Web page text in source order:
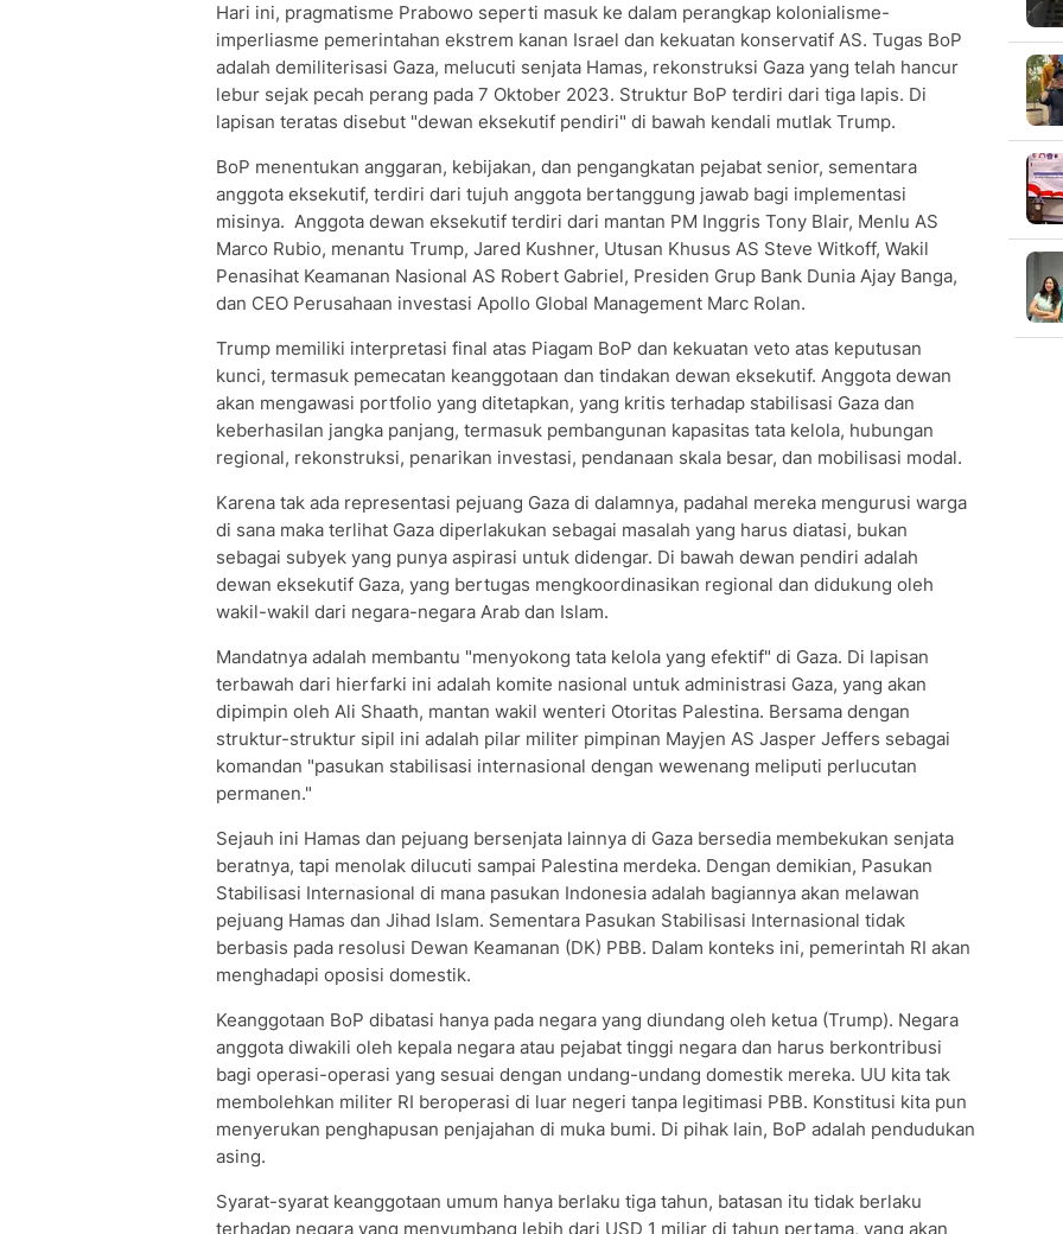
Hari ini, pragmatisme Prabowo seperti masuk ke dalam perangkap kolonialisme-
imperliasme pemerintahan ekstrem kanan Israel dan kekuatan konservatif AS. Tugas BoP
adalah demiliterisasi Gaza, melucuti senjata Hamas, rekonstruksi Gaza yang telah hancur
lebur sejak pecah perang pada 7 Oktober 2023. Struktur BoP terdiri dari tiga lapis. Di
lapisan teratas disebut "dewan eksekutif pendiri" di bawah kendali mutlak Trump.
BoP menentukan anggaran, kebijakan, dan pengangkatan pejabat senior, sementara
anggota eksekutif, terdiri dari tujuh anggota bertanggung jawab bagi implementasi
misinya. Anggota dewan eksekutif terdiri dari mantan PM Inggris Tony Blair, Menlu AS
Marco Rubio, menantu Trump, Jared Kushner, Utusan Khusus AS Steve Witkoff, Wakil
Penasihat Keamanan Nasional AS Robert Gabriel, Presiden Grup Bank Dunia Ajay Banga,
dan CEO Perusahaan investasi Apollo Global Management Marc Rolan.
Trump memiliki interpretasi final atas Piagam BoP dan kekuatan veto atas keputusan
kunci, termasuk pemecatan keanggotaan dan tindakan dewan eksekutif. Anggota dewan
akan mengawasi portfolio yang ditetapkan, yang kritis terhadap stabilisasi Gaza dan
keberhasilan jangka panjang, termasuk pembangunan kapasitas tata kelola, hubungan
regional, rekonstruksi, penarikan investasi, pendanaan skala besar, dan mobilisasi modal.
Karena tak ada representasi pejuang Gaza di dalamnya, padahal mereka mengurusi warga
di sana maka terlihat Gaza diperlakukan sebagai masalah yang harus diatasi, bukan
sebagai subyek yang punya aspirasi untuk didengar. Di bawah dewan pendiri adalah
dewan eksekutif Gaza, yang bertugas mengkoordinasikan regional dan didukung oleh
wakil-wakil dari negara-negara Arab dan Islam.
Mandatnya adalah membantu "menyokong tata kelola yang efektif" di Gaza. Di lapisan
terbawah dari hierfarki ini adalah komite nasional untuk administrasi Gaza, yang akan
dipimpin oleh Ali Shaath, mantan wakil wenteri Otoritas Palestina. Bersama dengan
struktur-struktur sipil ini adalah pilar militer pimpinan Mayjen AS Jasper Jeffers sebagai
komandan "pasukan stabilisasi internasional dengan wewenang meliputi perlucutan
permanen."
Sejauh ini Hamas dan pejuang bersenjata lainnya di Gaza bersedia membekukan senjata
beratnya, tapi menolak dilucuti sampai Palestina merdeka. Dengan demikian, Pasukan
Stabilisasi Internasional di mana pasukan Indonesia adalah bagiannya akan melawan
pejuang Hamas dan Jihad Islam. Sementara Pasukan Stabilisasi Internasional tidak
berbasis pada resolusi Dewan Keamanan (DK) PBB. Dalam konteks ini, pemerintah RI akan
menghadapi oposisi domestik.
Keanggotaan BoP dibatasi hanya pada negara yang diundang oleh ketua (Trump). Negara
anggota diwakili oleh kepala negara atau pejabat tinggi negara dan harus berkontribusi
bagi operasi-operasi yang sesuai dengan undang-undang domestik mereka. UU kita tak
membolehkan militer RI beroperasi di luar negeri tanpa legitimasi PBB. Konstitusi kita pun
menyerukan penghapusan penjajahan di muka bumi. Di pihak lain, BoP adalah pendudukan
asing.
Syarat-syarat keanggotaan umum hanya berlaku tiga tahun, batasan itu tidak berlaku
terhadap negara yang menyumbang lebih dari USD 1 miliar di tahun pertama, yang akan